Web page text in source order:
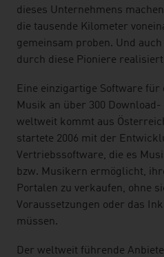
dieses Unternehmens
die tausende Kilometer
gemeinsam proben. Und
durch diese Pioniere
Eine einzigartige Software
Musik an über 300
weltweit kommt aus
startete 2006 mit der
Vertriebssoftware, die es
bzw. Musikern ermöglicht,
Portalen zu verkaufen, ohne
Voraussetzungen oder das
müssen.
Der weltweit führende